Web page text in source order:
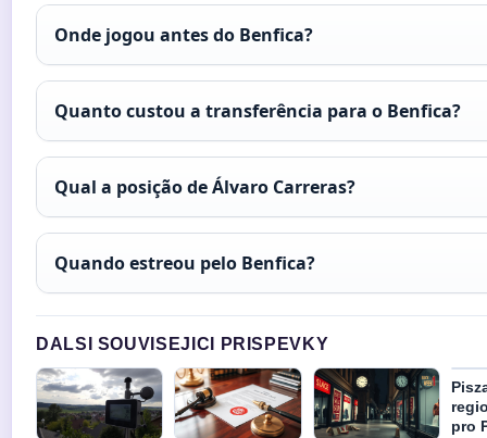
Onde jogou antes do Benfica?
Quanto custou a transferência para o Benfica?
Qual a posição de Álvaro Carreras?
Quando estreou pelo Benfica?
DALSI SOUVISEJICI PRISPEVKY
pro